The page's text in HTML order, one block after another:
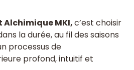
Alchimique MKI,c’est choisir
la durée, au fil des saisons
processus de
profond, intuitif et